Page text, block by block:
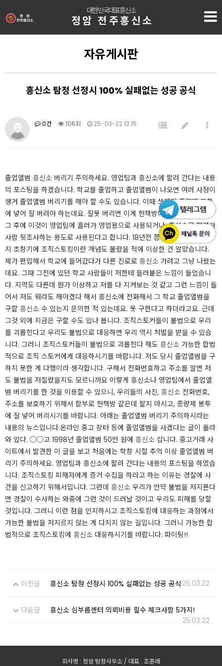
대한민국대표흥신소
정암 전주흥신소
자유게시판
흥신소 탐정 선정시 100% 실패없는 성공 공식
0건 106회 25-03-22 13:15
졸업앨범 흥신소 버리기 주의하세요. 영업팀과 흥신소에 팔려 간다는 내용
의 포스팅을 하겠습니다. 학교를 졸업하고 졸업앨범이 나오면 여러 사정이
생겨 졸업앨범 버리기를 해야 할 수도 있습니다. 이때 쓰레기 종량제 봉투
에 넣어 잘 버려야 하는데요. 잘못 버리면 이게 헌책방에흥신소흘러가고
그 후에 이것이 영업팀에 흘러가 영업용으로 사용되거나, 흥신소로 팔려가
사람 뒷조사하는 용도로 사용된다고 합니다. 18년전 쯤 조직스토킹 당한
지 초창기에 조직스토킹이란 개념도 몰랐을 적에 이상한 건 알았습니다.
제가 편입해서 학교에 들어갔다가 다른 진로로 흥신소 가려고 그냥 나왔는
데요. 그때 그전에 있던 학교 사람들이 저한테 들러붙은 느낌이 들었습니
다. 지역도 다른데 뭔가 이상하고 저를 다 지켜보는 것 같고 그런 느낌이 들
어서 저도 뭐라도 해야겠다 해서 흥신소에 전화해서 그 학교 졸업앨범을
구할 흥신소 수 있는지 문의한 적 있는데요. 못 구한다고 하더라고요. 근데
그것 외에 지금은 구할 수도 있나 봅니다. 조직스토커들이 불법으로 우리
를 괴롭힌다고 우리도 불법으로 대응하면 우리 역시 처벌을 받을 수 있습
니다. 그러니 조직스토커들이 불법으로 괴롭힌다 해도 흥신소 가능한 합법
적으로 조직 스토커에게 대응하시기를 바랍니다. 저도 당시 졸업앨범을 구
하지 못한 게 다행이라 생각합니다. 구해서 전화번호하고 주소를 알면 저
도 불법을 저질렀을지도 모르니까요 이렇게 흥신소나 영업팀에서 졸업앨
범 버리기를 한 것을 이용할 수 있으니, 우리들의 사진, 흥신소 전화번호,
주소를 보호하기 위해서 함부로 헌책방 같은데 팔지 마시고, 종량제 봉투
에 잘 넣어 버리시기를 바랍니다. 아래는 졸업앨범 버리기 주의하시라는
내용의 뉴스입니다.온라인 중고 장터 등에 졸업앨범을 사겠다는 글이 올라
와 있다. ○○고 1998년 졸업앨범 50만 원에 흥신소 삽니다. 중고거래 사
이트에서 발견한 이 글을 보고 처음에는 학창 시절 추억 이상 졸업앨범 버
리기 주의하세요. 영업팀과 흥신소에 팔려 간다는 내용의 포스팅을 하였습
니다. 조직스토킹 피해자에게 증거 수집을 하라고 하는 이유는 경찰에 사
건을 신고하기 위해서입니다. 그런데 흥신소 우리가 만약 불법을 저지른다
면 경찰이 수사하는 와중에 그런 것이 드러날 것이고 우리도 피해를 당할
것입니다. 그러니 이런 점을 인지하시고 조직스토킹에 대응하는 과정에서
가능한 불법을 저지르지 않는 게 다치지 않는 길입니다. 그러니 가능한 합
법적으로 조직스토킹에 흥신소 대응하시기를 바랍니다. 파이팅!!
이전글 흥신소 탐정 선정시 100% 실패없는 성공 공식 25.03.22
다음글
흥신소 심부름센터 의뢰비용 필수 체크사항 5가지!
25.03.22
회사명 : 정암 탐정사무소 / 대표 : 조훈래